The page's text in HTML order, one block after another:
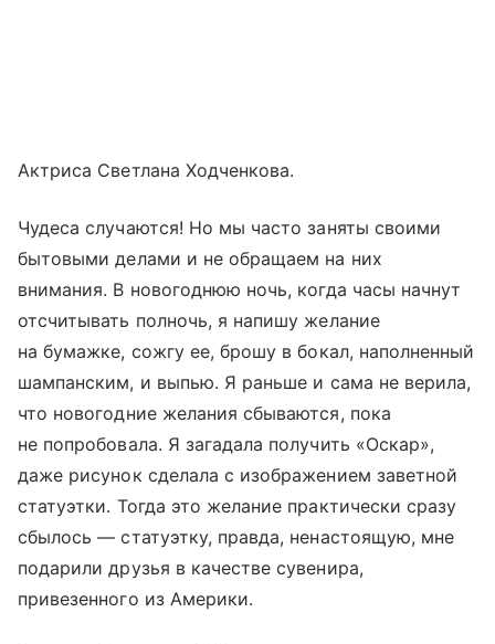
Актриса Светлана Ходченкова.
Чудеса случаются! Но мы часто заняты своими
бытовыми делами и не обращаем на них
внимания. В новогоднюю ночь, когда часы начнут
отсчитывать полночь, я напишу желание
на бумажке, сожгу ее, брошу в бокал, наполненный
шампанским, и выпью. Я раньше и сама не верила,
что новогодние желания сбываются, пока
не попробовала. Я загадала получить «Оскар»,
даже рисунок сделала с изображением заветной
статуэтки. Тогда это желание практически сразу
сбылось — статуэтку, правда, ненастоящую, мне
подарили друзья в качестве сувенира,
привезенного из Америки.